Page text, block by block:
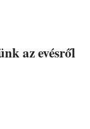
az evésről